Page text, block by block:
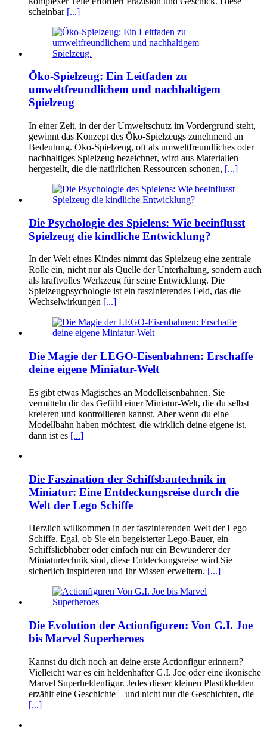
scheinbar [...]
Öko-Spielzeug: Ein Leitfaden zu
umweltfreundlichem und nachhaltigem
Spielzeug
In einer Zeit, in der der Umweltschutz im Vordergrund steht,
gewinnt das Konzept des Öko-Spielzeugs zunehmend an
Bedeutung. Öko-Spielzeug, oft als umweltfreundliches oder
nachhaltiges Spielzeug bezeichnet, wird aus Materialien
hergestellt, die die natürlichen Ressourcen schonen, [...]
Die Psychologie des Spielens: Wie beeinflusst
Spielzeug die kindliche Entwicklung?
In der Welt eines Kindes nimmt das Spielzeug eine zentrale
Rolle ein, nicht nur als Quelle der Unterhaltung, sondern auch
als kraftvolles Werkzeug für seine Entwicklung. Die
Spielzeugpsychologie ist ein faszinierendes Feld, das die
Wechselwirkungen [...]
Die Magie der LEGO-Eisenbahnen: Erschaffe
deine eigene Miniatur-Welt
Es gibt etwas Magisches an Modelleisenbahnen. Sie
vermitteln dir das Gefühl einer Miniatur-Welt, die du selbst
kreieren und kontrollieren kannst. Aber wenn du eine
Modellbahn haben möchtest, die wirklich deine eigene ist,
dann ist es [...]
Die Faszination der Schiffsbautechnik in
Miniatur: Eine Entdeckungsreise durch die
Welt der Lego Schiffe
Herzlich willkommen in der faszinierenden Welt der Lego
Schiffe. Egal, ob Sie ein begeisterter Lego-Bauer, ein
Schiffsliebhaber oder einfach nur ein Bewunderer der
Miniaturtechnik sind, diese Entdeckungsreise wird Sie
sicherlich inspirieren und Ihr Wissen erweitern. [...]
Die Evolution der Actionfiguren: Von G.I. Joe
bis Marvel Superheroes
Kannst du dich noch an deine erste Actionfigur erinnern?
Vielleicht war es ein heldenhafter G.I. Joe oder eine ikonische
Marvel Superheldenfigur. Jedes dieser kleinen Plastikhelden
erzählt eine Geschichte – und nicht nur die Geschichten, die
[...]